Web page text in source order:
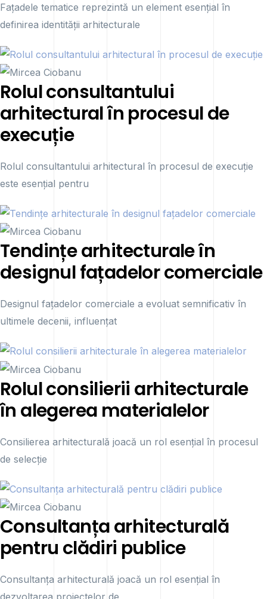
Fațadele tematice reprezintă un element esențial în
definirea identității arhitecturale
Rolul consultantului
arhitectural în procesul de
execuție
Rolul consultantului arhitectural în procesul de execuție
este esențial pentru
Tendințe arhitecturale în
designul fațadelor comerciale
Designul fațadelor comerciale a evoluat semnificativ în
ultimele decenii, influențat
Rolul consilierii arhitecturale
în alegerea materialelor
Consilierea arhitecturală joacă un rol esențial în procesul
de selecție
Consultanța arhitecturală
pentru clădiri publice
Consultanța arhitecturală joacă un rol esențial în
dezvoltarea proiectelor de